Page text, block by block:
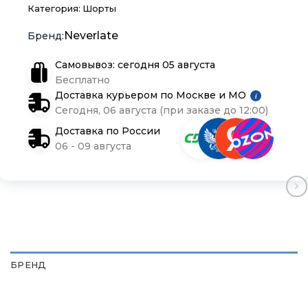
Категория: Шорты
Neverlate
Самовывоз: сегодня 05 августа
Бесплатно
Доставка курьером по Москве и МО
i
Сегодня, 06 августа (при заказе до 12:00)
Доставка по России
06 - 09 августа
БРЕНД
Блог
Блог
Блог